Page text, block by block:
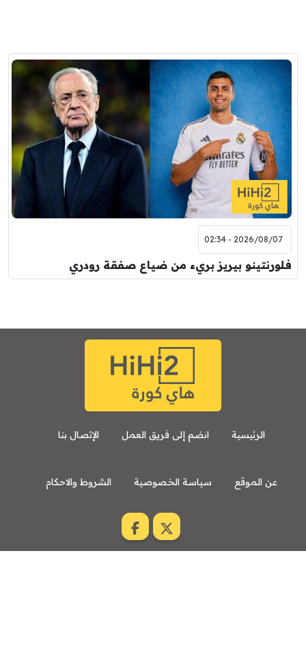
2026/08/07 - 02:34
فلورنتينو بيريز بريء من ضياع صفقة رودري
الرئيسية انضم إلى فريق العمل الإتصال بنا
عن الموقع سياسة الخصوصية الشروط والاحكام